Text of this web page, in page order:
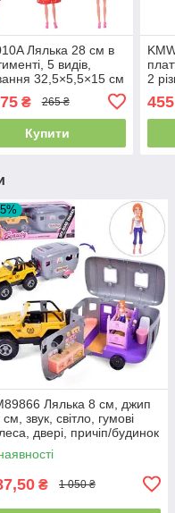
Лялька 28 см в
5 видів,
32,5×5,5×15 см
₴ 265 ₴
Купити
2
Лялька 8 см, джип
звук, світло, гумові
двері, причіп/будинок
₴ 1 050 ₴